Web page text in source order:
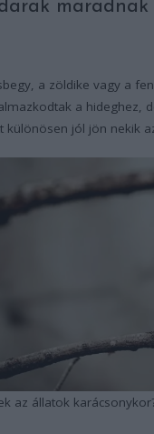
maradnak
a zöldike vagy a
a hideghez,
különösen jól jön nekik
az állatok